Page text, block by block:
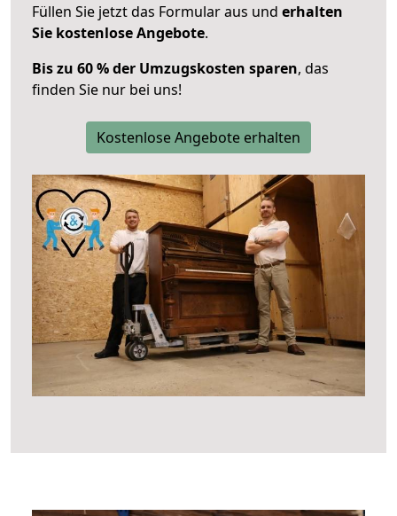
Füllen Sie jetzt das Formular aus und erhalten
Sie kostenlose Angebote.
Bis zu 60 % der Umzugskosten sparen, das
finden Sie nur bei uns!
Kostenlose Angebote erhalten